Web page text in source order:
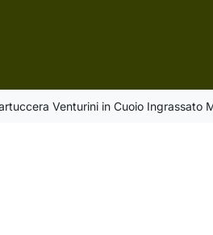
Venturini in Cuoio Ingrassato